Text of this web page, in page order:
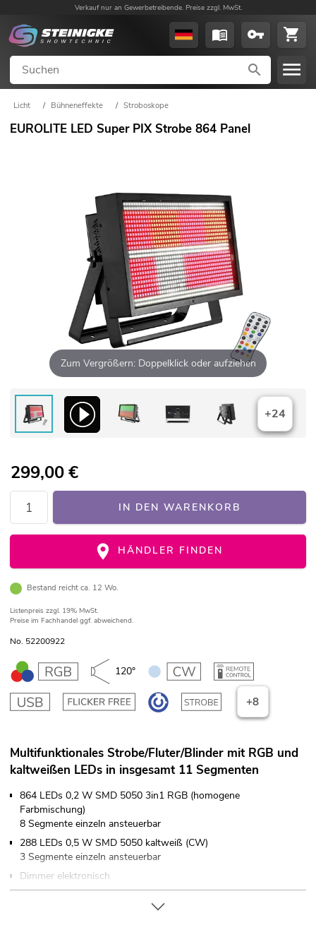
Verkauf nur an Gewerbetreibende. Preise zzgl. MwSt.
Licht / Bühneneffekte / Stroboskope
EUROLITE LED Super PIX Strobe 864 Panel
Zum Vergrößern: Doppelklick oder aufziehen
+24
299,00€
IN DEN WARENKORB
HÄNDLER FINDEN
Bestand reicht ca. 12 Wo.
Listenpreis zzgl. 19% MwSt.
Preise im Fachhandel ggf. abweichend.
No. 52200922
120°
+8
Multifunktionales Strobe/Fluter/Blinder mit RGB und
kaltweißen LEDs in insgesamt 11 Segmenten
864 LEDs 0,2 W SMD 5050 3in1 RGB (homogene
Farbmischung)
8 Segmente einzeln ansteuerbar
288 LEDs 0,5 W SMD 5050 kaltweiß (CW)
3 Segmente einzeln ansteuerbar
Dimmer elektronisch